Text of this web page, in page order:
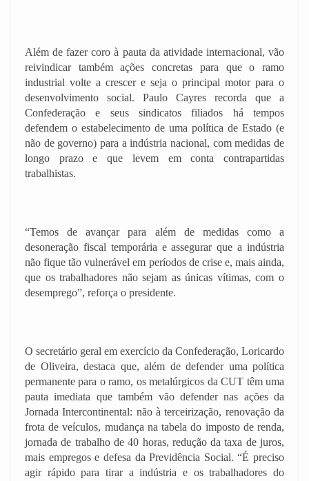
Além de fazer coro à pauta da atividade internacional, vão
reivindicar também ações concretas para que o ramo
industrial volte a crescer e seja o principal motor para o
desenvolvimento social. Paulo Cayres recorda que a
Confederação e seus sindicatos filiados há tempos
defendem o estabelecimento de uma política de Estado (e
não de governo) para a indústria nacional, com medidas de
longo prazo e que levem em conta contrapartidas
trabalhistas.
“Temos de avançar para além de medidas como a
desoneração fiscal temporária e assegurar que a indústria
não fique tão vulnerável em períodos de crise e, mais ainda,
que os trabalhadores não sejam as únicas vítimas, com o
desemprego”, reforça o presidente.
O secretário geral em exercício da Confederação, Loricardo
de Oliveira, destaca que, além de defender uma política
permanente para o ramo, os metalúrgicos da CUT têm uma
pauta imediata que também vão defender nas ações da
Jornada Intercontinental: não à terceirização, renovação da
frota de veículos, mudança na tabela do imposto de renda,
jornada de trabalho de 40 horas, redução da taxa de juros,
mais empregos e defesa da Previdência Social. “É preciso
agir rápido para tirar a indústria e os trabalhadores do